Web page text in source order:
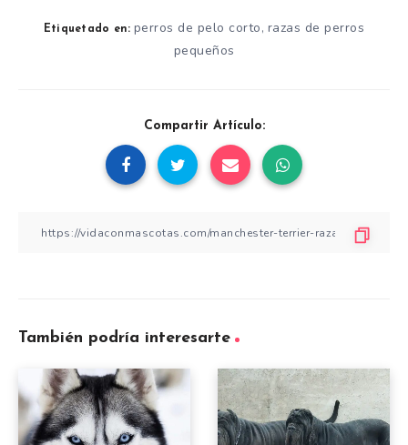
Etiquetado en: perros de pelo corto, razas de perros
pequeños
Compartir Artículo:
También podría interesarte